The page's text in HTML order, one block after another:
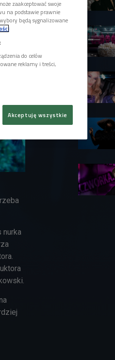
nurka
zaakceptować swoje
na podstawie prawnie
będą sygnalizowane
do celów
reklamy i treści,
Akceptuję wszystkie